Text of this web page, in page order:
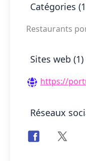
Catégories
Restaurants
Sites web (1)
https://
Réseaux